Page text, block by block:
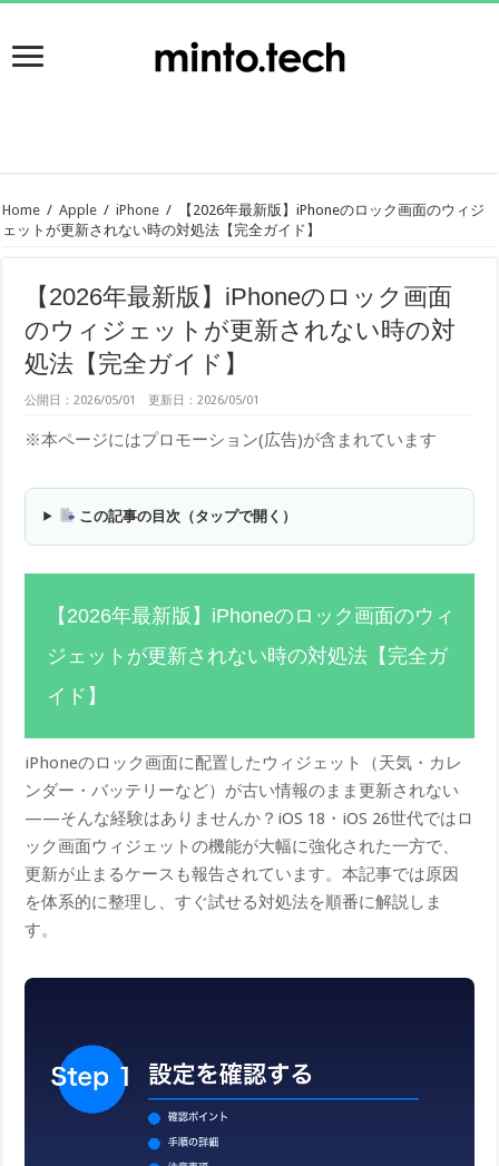
Home / Apple / iPhone /
【2026年最新版】iPhoneのロック画面のウィジ
ェットが更新されない時の対処法【完全ガイド】
【2026年最新版】iPhoneのロック画面
のウィジェットが更新されない時の対
処法【完全ガイド】
公開日：2026/05/01 更新日：2026/05/01
※本ページにはプロモーション(広告)が含まれています
この記事の目次（タップで開く）
【2026年最新版】iPhoneのロック画面のウィ
ジェットが更新されない時の対処法【完全ガ
イド】
iPhoneのロック画面に配置したウィジェット（天気・カレ
ンダー・バッテリーなど）が古い情報のまま更新されない
——そんな経験はありませんか？iOS 18・iOS 26世代ではロ
ック画面ウィジェットの機能が大幅に強化された一方で、
更新が止まるケースも報告されています。本記事では原因
を体系的に整理し、すぐ試せる対処法を順番に解説しま
す。